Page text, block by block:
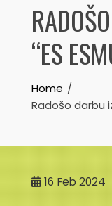
“ES
Home
Radošo darbu
16 Feb 2024